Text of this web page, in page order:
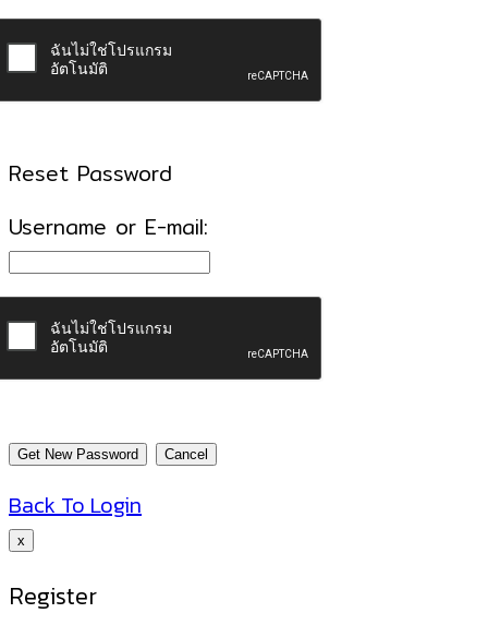
Reset Password
Username or E-mail:
Back To Login
x
Register